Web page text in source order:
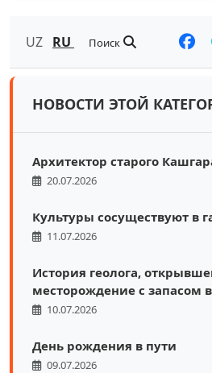
UZ RU Поиск
НОВОСТИ ЭТОЙ
Архитектор старого
20.07.2026
Культуры сосуществуют в
11.07.2026
История геолога,
месторождение с запасом
10.07.2026
День рождения в пути
09.07.2026